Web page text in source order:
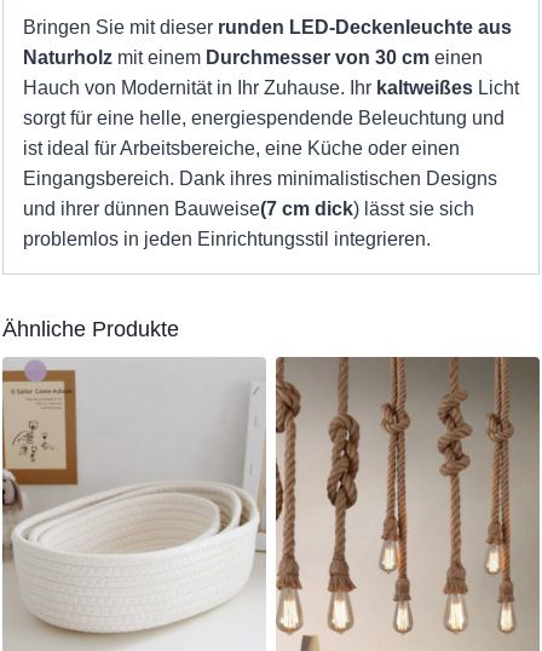
Bringen Sie mit dieser runden LED-Deckenleuchte aus
Naturholzmit einem Durchmesser von 30 cmeinen
Hauch von Modernität in Ihr Zuhause. Ihr kaltweißesLicht
sorgt für eine helle, energiespendende Beleuchtung und
ist ideal für Arbeitsbereiche, eine Küche oder einen
Eingangsbereich. Dank ihres minimalistischen Designs
und ihrer dünnen Bauweise(7 cm dick) lässt sie sich
problemlos in jeden Einrichtungsstil integrieren.
Ähnliche Produkte